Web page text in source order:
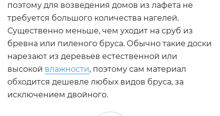
поэтому для возведения домов из лафета не
требуется большого количества нагелей.
Существенно меньше, чем уходит на сруб из
бревна или пиленого бруса. Обычно такие доски
нарезают из деревьев естественной или
высокой влажности, поэтому сам материал
обходится дешевле любых видов бруса, за
исключением двойного.